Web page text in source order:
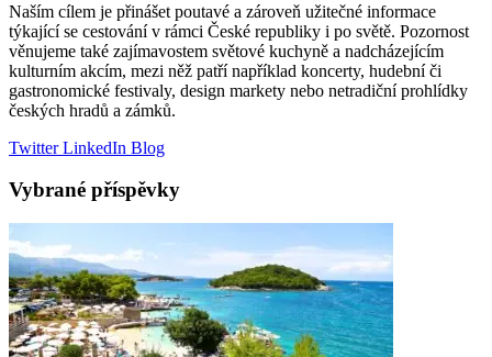
Naším cílem je přinášet poutavé a zároveň užitečné informace
týkající se cestování v rámci České republiky i po světě. Pozornost
věnujeme také zajímavostem světové kuchyně a nadcházejícím
kulturním akcím, mezi něž patří například koncerty, hudební či
gastronomické festivaly, design markety nebo netradiční prohlídky
českých hradů a zámků.
TwitterLinkedIn Blog
Vybrané příspěvky